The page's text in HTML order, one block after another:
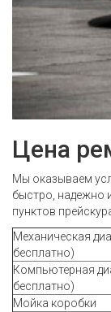
Цена
Мы оказываем
быстро, надежно
пунктов
Механическая
бесплатно)
Компьютерная
бесплатно)
Мойка коробки